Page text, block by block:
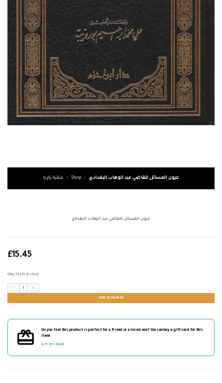
مكتبة زكريا » Shop » عيون المسائل للقاضي عبد الوهاب البغدادي
عيون المسائل للقاضي عبد الوهاب البغدادي
£15.45
Only 2 left in stock
Add to basket
Do you feel this product is perfect for a friend or a loved one? You can buy a gift card for this
item!
Gift this book!